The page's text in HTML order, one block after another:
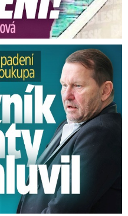
Agáty promluvil